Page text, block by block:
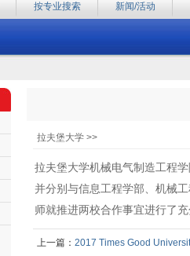
按专业搜索 新闻/活动
拉夫堡大学 >>
拉夫堡大学机械电气制造工程
并分别与信息工程学部、机械
师就推进两校合作事宜进行了
上一篇： 2017 Times Good